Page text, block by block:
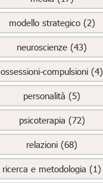
modello strategico (2)
neuroscienze (43)
ossessioni-compulsioni (4)
personalità (5)
psicoterapia (72)
relazioni (68)
ricerca e metodologia (1)